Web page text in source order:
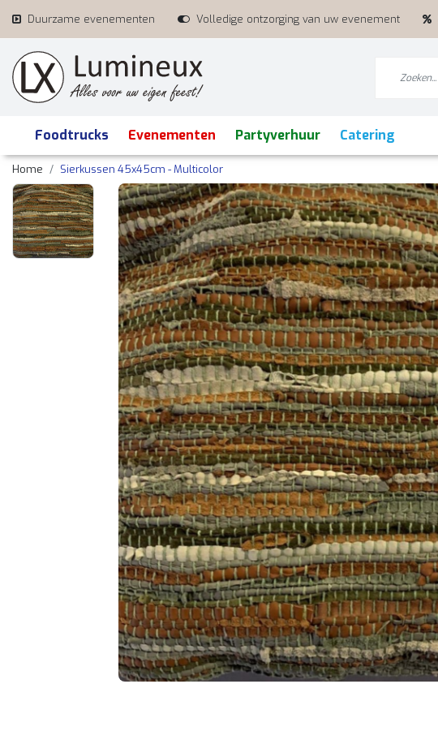
Duurzame evenementen Volledige ontzorging van uw evenement
Foodtrucks Evenementen Partyverhuur Catering
Home Sierkussen 45x45cm - Multicolor